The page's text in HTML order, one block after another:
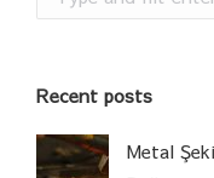
Recent posts
Metal